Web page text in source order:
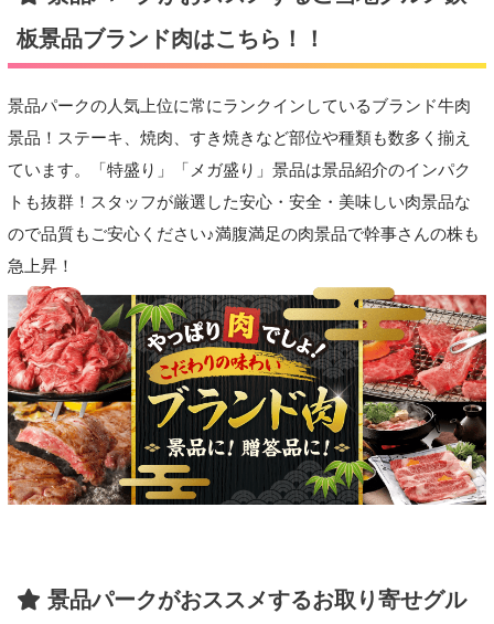
板景品ブランド肉はこちら！！
景品パークの人気上位に常にランクインしているブランド牛肉
景品！ステーキ、焼肉、すき焼きなど部位や種類も数多く揃え
ています。「特盛り」「メガ盛り」景品は景品紹介のインパク
トも抜群！スタッフが厳選した安心・安全・美味しい肉景品な
ので品質もご安心ください♪満腹満足の肉景品で幹事さんの株も
急上昇！
景品パークがおススメするお取り寄せグル